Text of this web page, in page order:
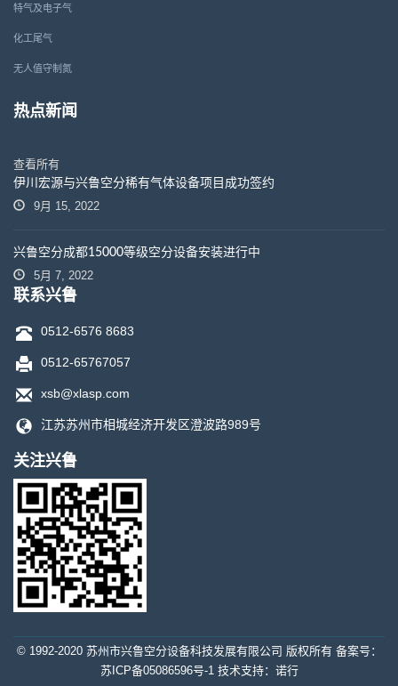
特气及电子气
化工尾气
无人值守制氮
热点新闻
查看所有
伊川宏源与兴鲁空分稀有气体设备项目成功签约
9月 15, 2022
兴鲁空分成都15000等级空分设备安装进行中
5月 7, 2022
联系兴鲁
0512-6576 8683
0512-65767057
xsb@xlasp.com
江苏苏州市相城经济开发区澄波路989号
关注兴鲁
© 1992-2020 苏州市兴鲁空分设备科技发展有限公司 版权所有 备案号：
苏ICP备05086596号-1技术支持： 诺行